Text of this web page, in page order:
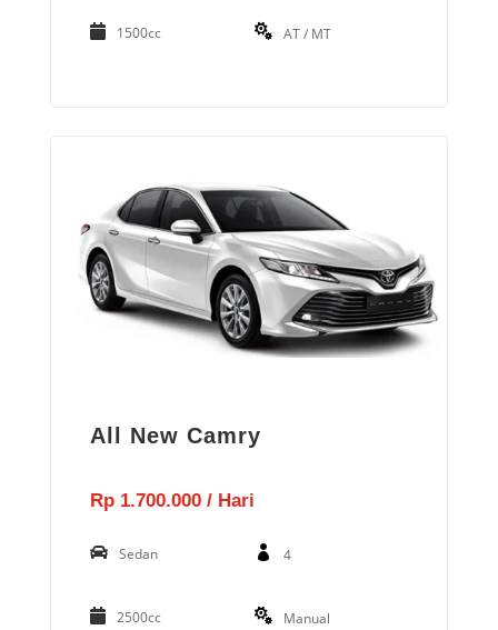
1500cc AT / MT
All New Camry
Rp 1.700.000 / Hari
Sedan 4
2500cc Manual